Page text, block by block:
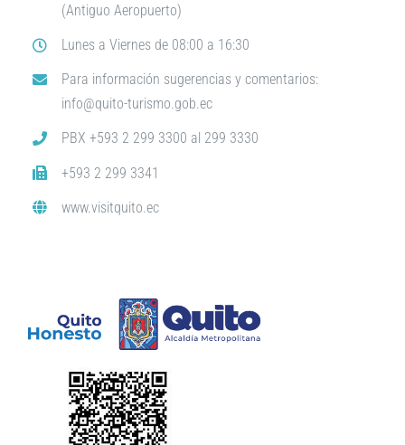
(Antiguo Aeropuerto)
Lunes a Viernes de 08:00 a 16:30
Para información sugerencias y comentarios:
info@quito-turismo.gob.ec
PBX +593 2 299 3300 al 299 3330
+593 2 299 3341
www.visitquito.ec